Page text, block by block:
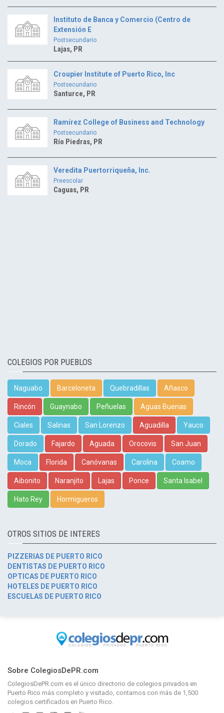
Instituto de Banca y Comercio (Centro de
Extensión E
Postsecundario
Lajas, PR
Croupier Institute of Puerto Rico, Inc
Postsecundario
Santurce, PR
Ramírez College of Business and Technology
Postsecundario
Río Piedras, PR
Veredita Puertorriqueña, Inc.
Preescolar
Caguas, PR
COLEGIOS POR PUEBLOS
Naguabo Barceloneta Quebradillas Añasco
Rincón Guaynabo Peñuelas Aguas Buenas
Ciales Salinas San Lorenzo Aguadilla Yauco
Dorado Fajardo Aguada Orocovis San Juan
Moca Florida Canóvanas Carolina Coamo
Aibonito Naranjito Lajas Ponce Santa Isabel
Hato Rey Hormigueros
OTROS SITIOS DE INTERES
PIZZERIAS DE PUERTO RICO
DENTISTAS DE PUERTO RICO
OPTICAS DE PUERTO RICO
HOTELES DE PUERTO RICO
ESCUELAS DE PUERTO RICO
Sobre ColegiosDePR.com
ColegiosDePR.com es el único directorio de colegios privados en
Puerto Rico más completo y visitado, contamos con más de 1,500
colegios certificados en Puerto Rico.